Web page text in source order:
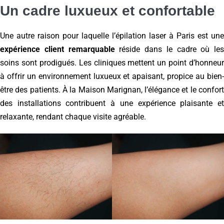
Un cadre luxueux et confortable
Une autre raison pour laquelle l’épilation laser à Paris est une
expérience client remarquableréside dans le cadre où les
soins sont prodigués. Les cliniques mettent un point d’honneur
à offrir un environnement luxueux et apaisant, propice au bien-
être des patients. À la Maison Marignan, l’élégance et le confort
des installations contribuent à une expérience plaisante et
relaxante, rendant chaque visite agréable.